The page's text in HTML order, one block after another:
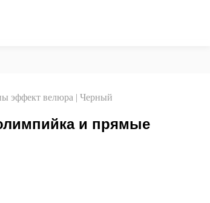
эффект велюра | Черный
и прямые